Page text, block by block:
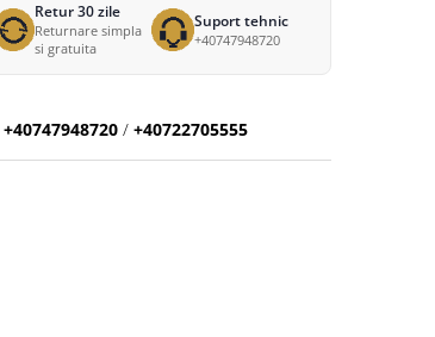
Retur 30 zile
Returnare simpla
si gratuita
Suport tehnic
+40747948720
+40747948720 / +40722705555